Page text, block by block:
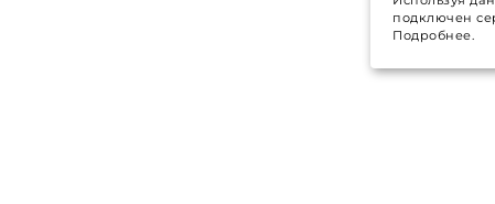
подключен
Подробнее.